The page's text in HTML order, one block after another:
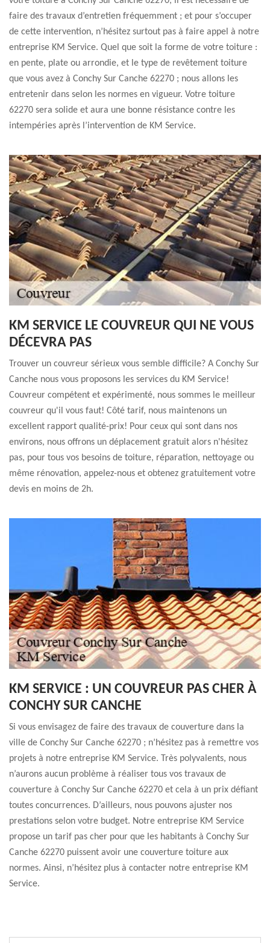
faire des travaux d’entretien fréquemment ; et pour s’occuper
de cette intervention, n’hésitez surtout pas à faire appel à notre
entreprise KM Service. Quel que soit la forme de votre toiture :
en pente, plate ou arrondie, et le type de revêtement toiture
que vous avez à Conchy Sur Canche 62270 ; nous allons les
entretenir dans selon les normes en vigueur. Votre toiture
62270 sera solide et aura une bonne résistance contre les
intempéries après l’intervention de KM Service.
KM SERVICE LE COUVREUR QUI NE VOUS
DÉCEVRA PAS
Trouver un couvreur sérieux vous semble difficile? A Conchy Sur
Canche nous vous proposons les services du KM Service!
Couvreur compétent et expérimenté, nous sommes le meilleur
couvreur qu'il vous faut! Côté tarif, nous maintenons un
excellent rapport qualité-prix! Pour ceux qui sont dans nos
environs, nous offrons un déplacement gratuit alors n'hésitez
pas, pour tous vos besoins de toiture, réparation, nettoyage ou
même rénovation, appelez-nous et obtenez gratuitement votre
devis en moins de 2h.
KM SERVICE : UN COUVREUR PAS CHER À
CONCHY SUR CANCHE
Si vous envisagez de faire des travaux de couverture dans la
ville de Conchy Sur Canche 62270 ; n’hésitez pas à remettre vos
projets à notre entreprise KM Service. Très polyvalents, nous
n’aurons aucun problème à réaliser tous vos travaux de
couverture à Conchy Sur Canche 62270 et cela à un prix défiant
toutes concurrences. D’ailleurs, nous pouvons ajuster nos
prestations selon votre budget. Notre entreprise KM Service
propose un tarif pas cher pour que les habitants à Conchy Sur
Canche 62270 puissent avoir une couverture toiture aux
normes. Ainsi, n’hésitez plus à contacter notre entreprise KM
Service.